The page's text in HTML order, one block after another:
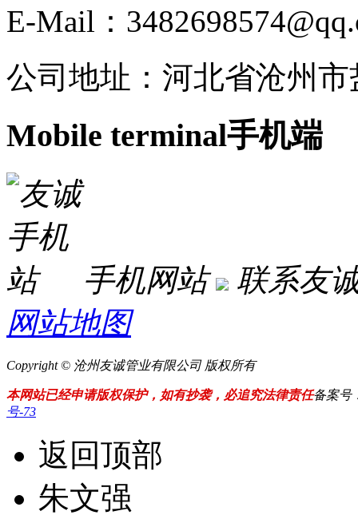
E-Mail：
公司地址：河北省沧州
Mobile terminal手机端
手机网站
联系友
网站地图
Copyright © 沧州友诚管业有限公司 版权所有
本网站已经申请版权保护，如有抄袭，必追究法律责任备案号
号-73
返回顶部
朱文强